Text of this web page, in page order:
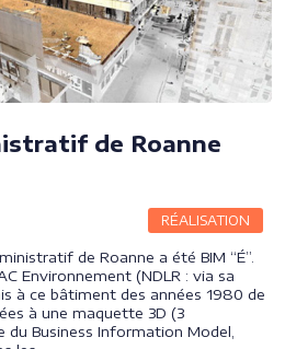
de Roanne
RÉALISATION
de Roanne a été BIM “É”.
Environnement (NDLR : via sa
à ce bâtiment des années 1980 de
à une maquette 3D (3
du Business Information Model,